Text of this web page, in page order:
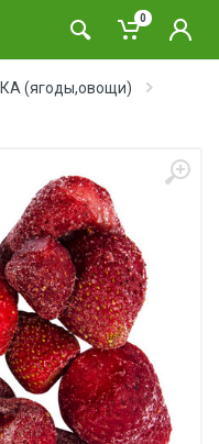
0
(ягоды,овощи)